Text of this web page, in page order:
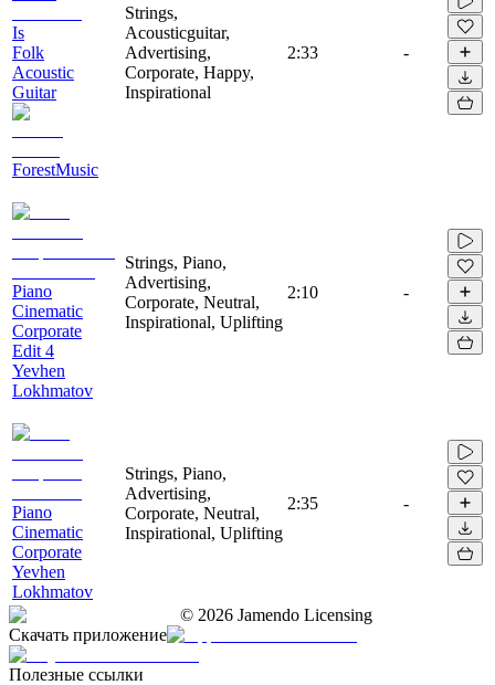
Is
Folk
Acoustic
Guitar
ForestMusic
Strings,
Acousticguitar,
Advertising,
Corporate, Happy,
Inspirational
2:33 -
Piano
Cinematic
Corporate
Edit 4
Yevhen
Lokhmatov
Strings, Piano,
Advertising,
Corporate, Neutral,
Inspirational, Uplifting
2:10 -
Piano
Cinematic
Corporate
Yevhen
Lokhmatov
Strings, Piano,
Advertising,
Corporate, Neutral,
Inspirational, Uplifting
2:35 -
© 2026 Jamendo Licensing
Скачать приложение
Полезные ссылки